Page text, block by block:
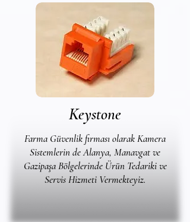
Keystone
Farma Güvenlik firması olarak Kamera
Sistemlerin de Alanya, Manavgat ve
Gazipaşa Bölgelerinde Ürün Tedariki ve
Servis Hizmeti Vermekteyiz.